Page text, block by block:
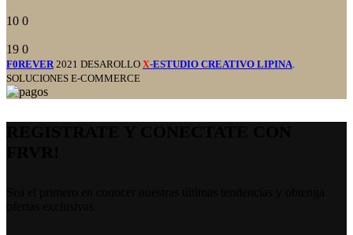
10 0
19 0
F0REVER 2021 DESAROLLO X-ESTUDIO CREATIVO LIPINA
SOLUCIONES E-COMMERCE